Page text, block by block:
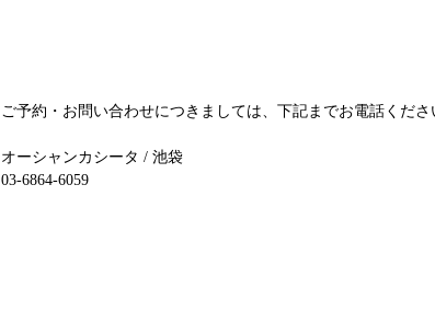
ご予約・お問い合わせにつきましては、下記までお電話くださ
オーシャンカシータ / 池袋
03-6864-6059